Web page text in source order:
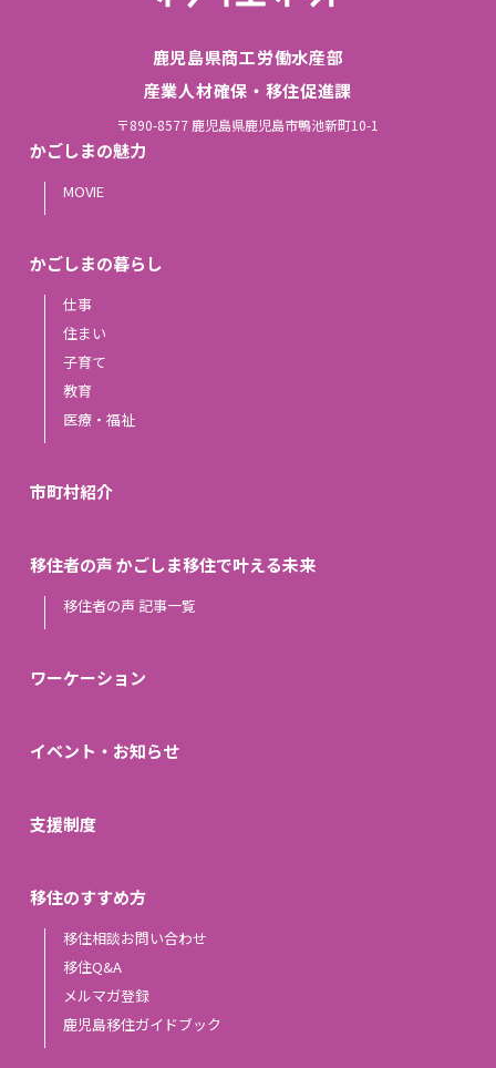
鹿児島県商工労働水産部
産業人材確保・移住促進課
〒890-8577 鹿児島県鹿児島市鴨池新町10-1
かごしまの魅力
MOVIE
かごしまの暮らし
仕事
住まい
子育て
教育
医療・福祉
市町村紹介
移住者の声 かごしま移住で叶える未来
移住者の声 記事一覧
ワーケーション
イベント・お知らせ
支援制度
移住のすすめ方
移住相談お問い合わせ
移住Q&A
メルマガ登録
鹿児島移住ガイドブック